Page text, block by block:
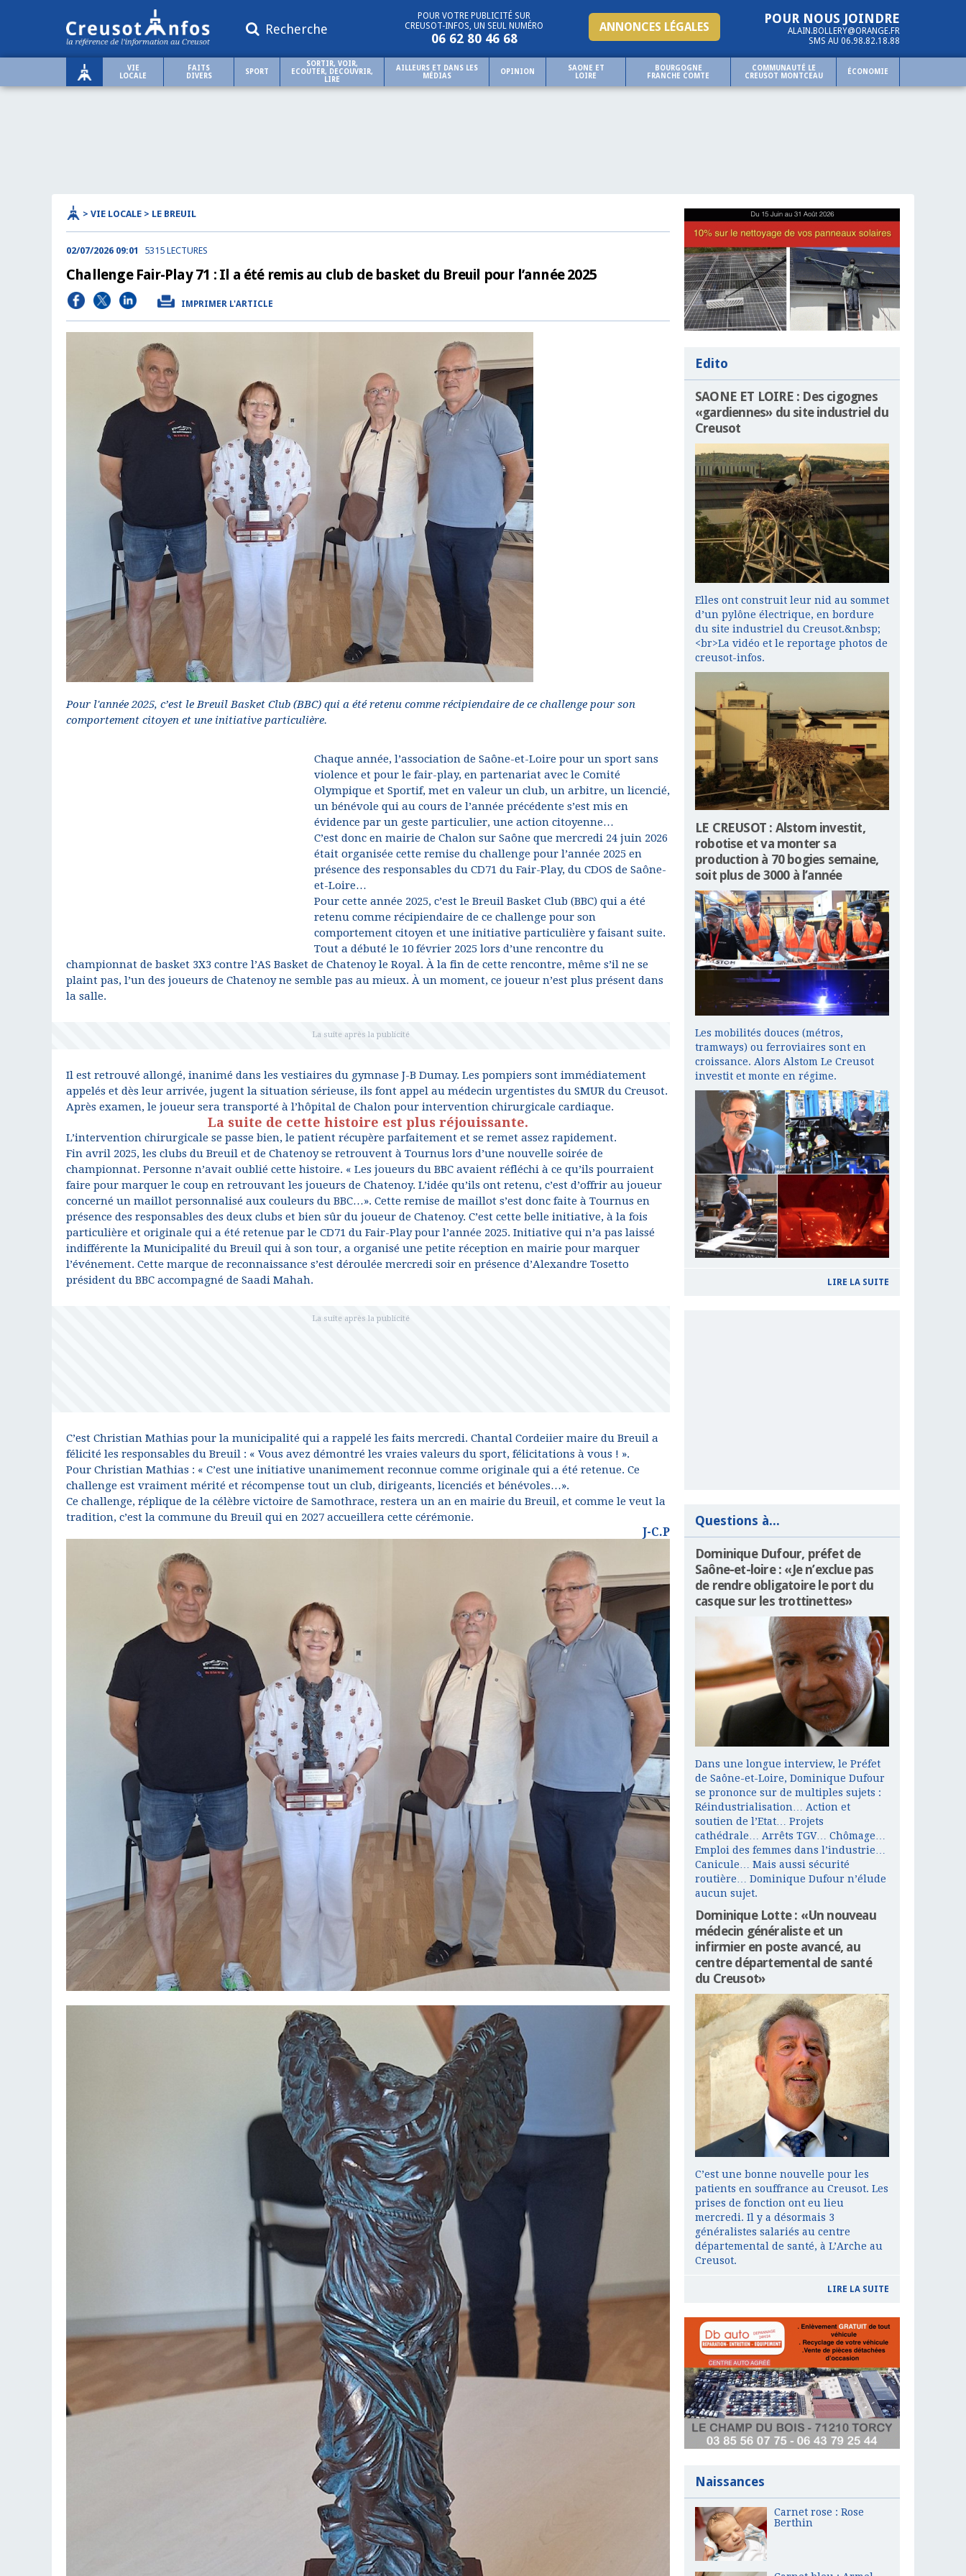
Recherche
POUR NOUS JOINDRE
ALAIN.BOLLERY@ORANGE.FR
SMS AU 06.98.82.18.88
ANNONCES LÉGALES
POUR VOTRE PUBLICITÉ SUR
CREUSOT-INFOS, UN SEUL NUMÉRO
06 62 80 46 68
VIE
LOCALE
FAITS
DIVERS
SPORT
SORTIR, VOIR,
ECOUTER, DECOUVRIR,
LIRE
AILLEURS ET DANS LES
MÉDIAS
OPINION
SAONE ET
LOIRE
BOURGOGNE
FRANCHE COMTE
COMMUNAUTÉ LE
CREUSOT MONTCEAU
ÉCONOMIE
> VIE LOCALE > LE BREUIL
02/07/2026 09:01 5315 LECTURES
Challenge Fair-Play 71 : Il a été remis au club de basket du Breuil pour l’année 2025
IMPRIMER L'ARTICLE
Pour l'année 2025, c’est le Breuil Basket Club (BBC) qui a été retenu comme récipiendaire de ce challenge pour son
comportement citoyen et une initiative particulière.
Chaque année, l’association de Saône-et-Loire pour un sport sans
violence et pour le fair-play, en partenariat avec le Comité
Olympique et Sportif, met en valeur un club, un arbitre, un licencié,
un bénévole qui au cours de l’année précédente s’est mis en
évidence par un geste particulier, une action citoyenne…
C’est donc en mairie de Chalon sur Saône que mercredi 24 juin 2026
était organisée cette remise du challenge pour l’année 2025 en
présence des responsables du CD71 du Fair-Play, du CDOS de Saône-
et-Loire…
Pour cette année 2025, c’est le Breuil Basket Club (BBC) qui a été
retenu comme récipiendaire de ce challenge pour son
comportement citoyen et une initiative particulière y faisant suite.
Tout a débuté le 10 février 2025 lors d’une rencontre du
championnat de basket 3X3 contre l’AS Basket de Chatenoy le Royal. À la fin de cette rencontre, même s’il ne se
plaint pas, l’un des joueurs de Chatenoy ne semble pas au mieux. À un moment, ce joueur n’est plus présent dans
la salle.
Il est retrouvé allongé, inanimé dans les vestiaires du gymnase J-B Dumay. Les pompiers sont immédiatement
appelés et dès leur arrivée, jugent la situation sérieuse, ils font appel au médecin urgentistes du SMUR du Creusot.
Après examen, le joueur sera transporté à l’hôpital de Chalon pour intervention chirurgicale cardiaque.
La suite de cette histoire est plus réjouissante.
L’intervention chirurgicale se passe bien, le patient récupère parfaitement et se remet assez rapidement.
Fin avril 2025, les clubs du Breuil et de Chatenoy se retrouvent à Tournus lors d’une nouvelle soirée de
championnat. Personne n’avait oublié cette histoire. « Les joueurs du BBC avaient réfléchi à ce qu’ils pourraient
faire pour marquer le coup en retrouvant les joueurs de Chatenoy. L’idée qu’ils ont retenu, c’est d’offrir au joueur
concerné un maillot personnalisé aux couleurs du BBC…». Cette remise de maillot s’est donc faite à Tournus en
présence des responsables des deux clubs et bien sûr du joueur de Chatenoy. C’est cette belle initiative, à la fois
particulière et originale qui a été retenue par le CD71 du Fair-Play pour l’année 2025. Initiative qui n’a pas laissé
indifférente la Municipalité du Breuil qui à son tour, a organisé une petite réception en mairie pour marquer
l’événement. Cette marque de reconnaissance s’est déroulée mercredi soir en présence d’Alexandre Tosetto
président du BBC accompagné de Saadi Mahah.
C’est Christian Mathias pour la municipalité qui a rappelé les faits mercredi. Chantal Cordeiier maire du Breuil a
félicité les responsables du Breuil : « Vous avez démontré les vraies valeurs du sport, félicitations à vous ! ».
Pour Christian Mathias : « C’est une initiative unanimement reconnue comme originale qui a été retenue. Ce
challenge est vraiment mérité et récompense tout un club, dirigeants, licenciés et bénévoles…».
Ce challenge, réplique de la célèbre victoire de Samothrace, restera un an en mairie du Breuil, et comme le veut la
tradition, c’est la commune du Breuil qui en 2027 accueillera cette cérémonie.
J-C.P
Edito
SAONE ET LOIRE : Des cigognes
«gardiennes» du site industriel du
Creusot
Elles ont construit leur nid au sommet
d’un pylône électrique, en bordure
du site industriel du Creusot.&nbsp;
<br>La vidéo et le reportage photos de
creusot-infos.
LE CREUSOT : Alstom investit,
robotise et va monter sa
production à 70 bogies semaine,
soit plus de 3000 à l’année
Les mobilités douces (métros,
tramways) ou ferroviaires sont en
croissance. Alors Alstom Le Creusot
investit et monte en régime.
LIRE LA SUITE
Questions à...
Dominique Dufour, préfet de
Saône-et-loire : «Je n’exclue pas
de rendre obligatoire le port du
casque sur les trottinettes»
Dans une longue interview, le Préfet
de Saône-et-Loire, Dominique Dufour
se prononce sur de multiples sujets :
Réindustrialisation… Action et
soutien de l’Etat… Projets
cathédrale… Arrêts TGV… Chômage…
Emploi des femmes dans l’industrie…
Canicule… Mais aussi sécurité
routière… Dominique Dufour n’élude
aucun sujet.
Dominique Lotte : «Un nouveau
médecin généraliste et un
infirmier en poste avancé, au
centre départemental de santé
du Creusot»
C’est une bonne nouvelle pour les
patients en souffrance au Creusot. Les
prises de fonction ont eu lieu
mercredi. Il y a désormais 3
généralistes salariés au centre
départemental de santé, à L’Arche au
Creusot.
LIRE LA SUITE
Naissances
Carnet rose : Rose
Berthin